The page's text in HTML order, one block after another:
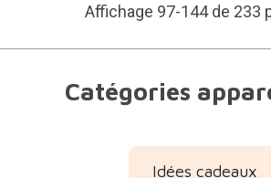
Affichage 97-144 de 233
Catégories
Idées cadeaux